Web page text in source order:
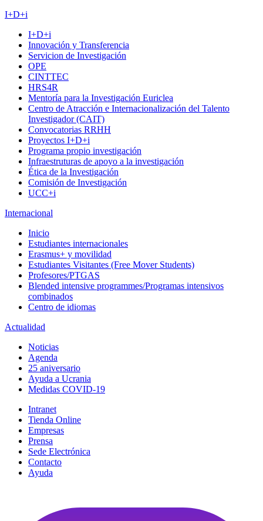
I+D+i
I+D+i
Innovación y Transferencia
Servicion de Investigación
OPE
CINTTEC
HRS4R
Mentoría para la Investigación Euriclea
Centro de Atracción e Internacionalización del Talento
Investigador (CAIT)
Convocatorias RRHH
Proyectos I+D+i
Programa propio investigación
Infraestruturas de apoyo a la investigación
Ética de la Investigación
Comisión de Investigación
UCC+i
Internacional
Inicio
Estudiantes internacionales
Erasmus+ y movilidad
Estudiantes Visitantes (Free Mover Students)
Profesores/PTGAS
Blended intensive programmes/Programas intensivos
combinados
Centro de idiomas
Actualidad
Noticias
Agenda
25 aniversario
Ayuda a Ucrania
Medidas COVID-19
Intranet
Tienda Online
Empresas
Prensa
Sede Electrónica
Contacto
Ayuda